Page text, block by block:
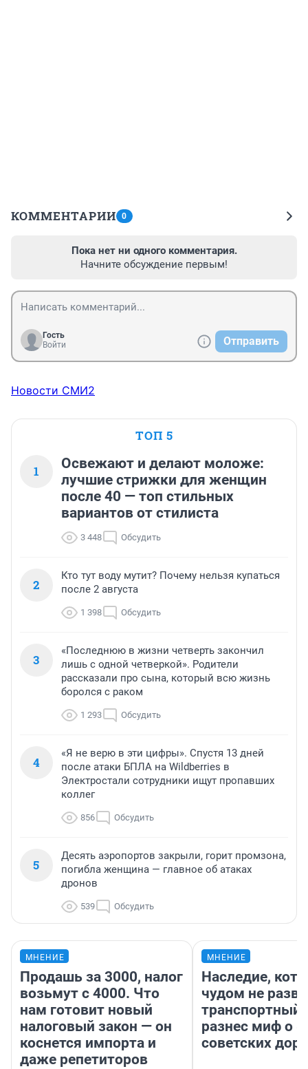
КОММЕНТАРИИ 0
Пока нет ни одного комментария.
Начните обсуждение первым!
Гость
Войти
Отправить
Новости СМИ2
ТОП 5
1
Освежают и делают моложе:
лучшие стрижки для женщин
после 40 — топ стильных
вариантов от стилиста
3 448 Обсудить
2
Кто тут воду мутит? Почему нельзя купаться
после 2 августа
1 398 Обсудить
3
«Последнюю в жизни четверть закончил
лишь с одной четверкой». Родители
рассказали про сына, который всю жизнь
боролся с раком
1 293 Обсудить
4
«Я не верю в эти цифры». Спустя 13 дней
после атаки БПЛА на Wildberries в
Электростали сотрудники ищут пропавших
коллег
856 Обсудить
5
Десять аэропортов закрыли, горит промзона,
погибла женщина — главное об атаках
дронов
539 Обсудить
МНЕНИЕ
Продашь за 3000, налог
возьмут с 4000. Что
нам готовит новый
налоговый закон — он
коснется импорта и
даже репетиторов
МНЕНИЕ
Наследие,
чудом не
транспортный
разнес миф о
советских